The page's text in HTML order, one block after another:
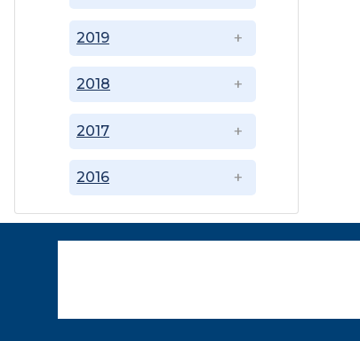
2016
2017
2018
2019